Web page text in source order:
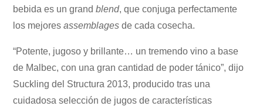
bebida es un grandblend, que conjuga perfectamente
los mejoresassemblages de cada cosecha.
“Potente, jugoso y brillante… un tremendo vino a base
de Malbec, con una gran cantidad de poder tánico”, dijo
Suckling del Structura 2013, producido tras una
cuidadosa selección de jugos de características